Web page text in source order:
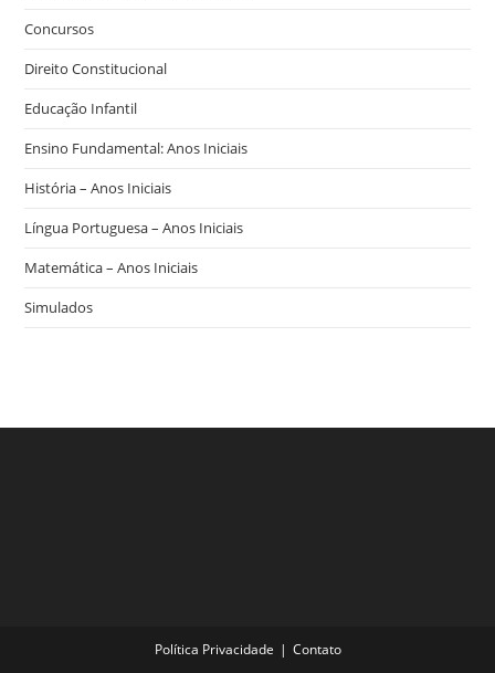
Concursos
Direito Constitucional
Educação Infantil
Ensino Fundamental: Anos Iniciais
História – Anos Iniciais
Língua Portuguesa – Anos Iniciais
Matemática – Anos Iniciais
Simulados
Política Privacidade Contato